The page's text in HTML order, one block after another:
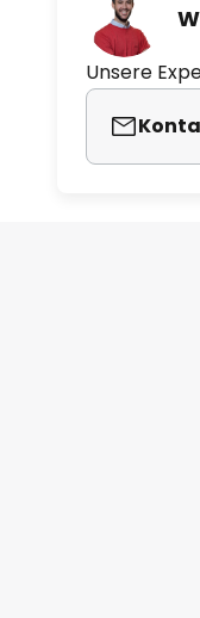
Unsere